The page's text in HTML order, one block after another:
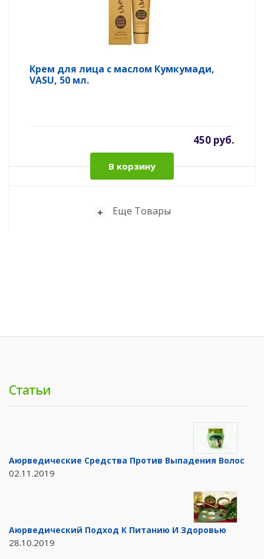
Крем для лица с маслом Кумкумади,
VASU, 50 мл.
450 руб.
В корзину
Еще Товары
Статьи
Аюрведические Средства Против Выпадения Волос
02.11.2019
Аюрведический Подход К Питанию И Здоровью
28.10.2019